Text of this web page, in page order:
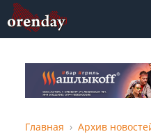
Главная Архив